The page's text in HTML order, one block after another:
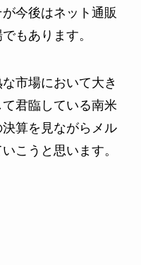
今後はネット通販
もあります。
市場において大き
君臨している南米
算を見ながらメル
こうと思います。